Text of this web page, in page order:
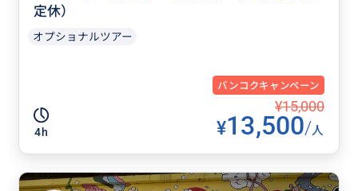
定休）
オプショナルツアー
バンコクキャンペーン
4h
¥15,000
¥13,500/人